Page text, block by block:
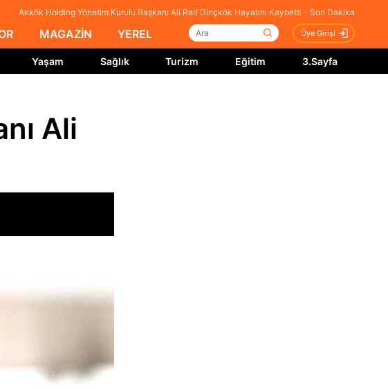
Akkök Holding Yönetim Kurulu Başkanı Ali Raif Dinçkök Hayatını Kaybetti - Son Dakika
MAGAZİN YEREL Üye Girişi
Yaşam Sağlık Turizm Eğitim 3.Sayfa
Ali